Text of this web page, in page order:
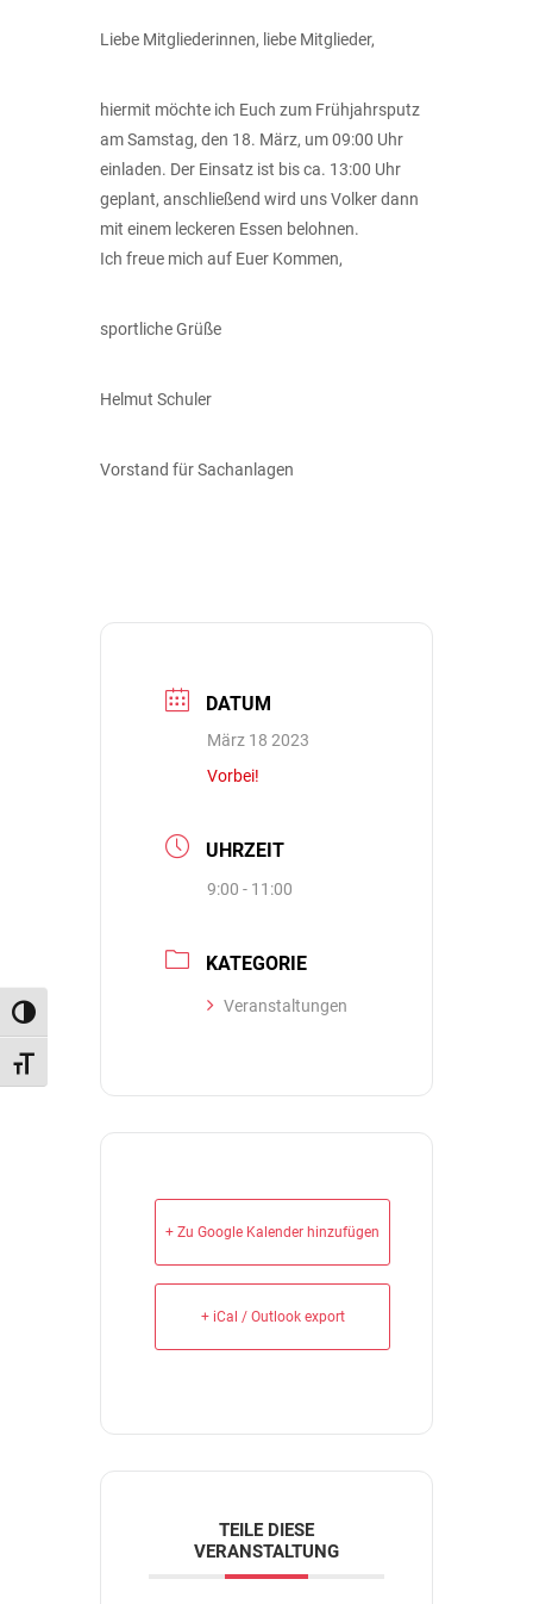
Umschalten auf hohe Kontraste
Schrift vergrößern
Liebe Mitgliederinnen, liebe Mitglieder,
hiermit möchte ich Euch zum Frühjahrsputz
am Samstag, den 18. März, um 09:00 Uhr
einladen. Der Einsatz ist bis ca. 13:00 Uhr
geplant, anschließend wird uns Volker dann
mit einem leckeren Essen belohnen.
Ich freue mich auf Euer Kommen,
sportliche Grüße
Helmut Schuler
Vorstand für Sachanlagen
DATUM
März 18 2023
Vorbei!
UHRZEIT
9:00 - 11:00
KATEGORIE
Veranstaltungen
+ Zu Google Kalender hinzufügen
+ iCal / Outlook export
TEILE DIESE
VERANSTALTUNG